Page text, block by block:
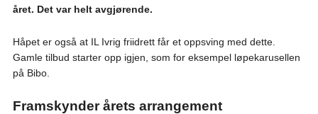
året. Det var helt avgjørende.
Håpet er også at IL Ivrig friidrett får et oppsving med dette.
Gamle tilbud starter opp igjen, som for eksempel løpekarusellen
på Bibo.
Framskynder årets arrangement